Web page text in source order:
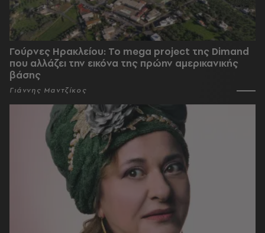
Γούρνες Ηρακλείου: To mega project της Dimand
που αλλάζει την εικόνα της πρώην αμερικανικής
βάσης
Γιάννης Μαντζίκος